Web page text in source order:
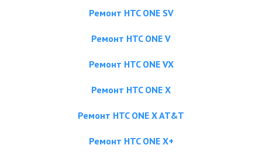
Ремонт HTC ONE SV
Ремонт HTC ONE V
Ремонт HTC ONE VX
Ремонт HTC ONE X
Ремонт HTC ONE X AT&T
Ремонт HTC ONE X+